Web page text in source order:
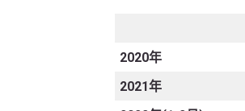
2020年
2021年